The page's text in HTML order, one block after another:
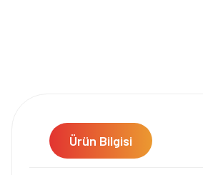
Ürün Bilgisi